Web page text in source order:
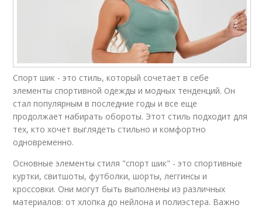
Спорт шик - это стиль, который сочетает в себе
элементы спортивной одежды и модных тенденций. Он
стал популярным в последние годы и все еще
продолжает набирать обороты. Этот стиль подходит для
тех, кто хочет выглядеть стильно и комфортно
одновременно.
Основные элементы стиля "спорт шик" - это спортивные
куртки, свитшоты, футболки, шорты, леггинсы и
кроссовки. Они могут быть выполнены из различных
материалов: от хлопка до нейлона и полиэстера. Важно